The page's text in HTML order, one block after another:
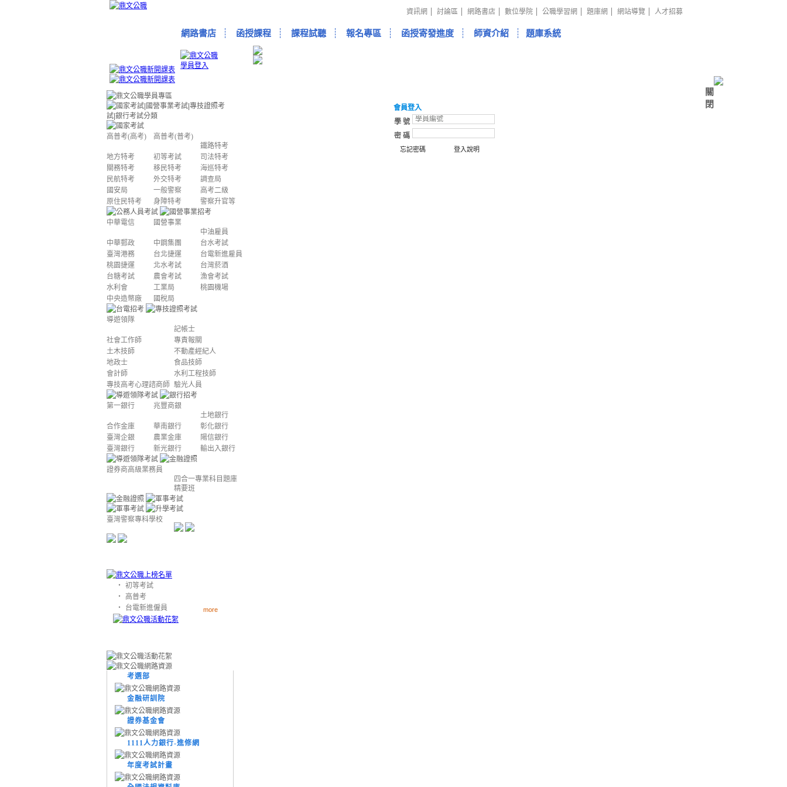
資訊網 討論區 網路書店 數位學院 公職學習網 題庫網 網站導覽 人才招募
網路書店 函授課程 課程試聽 報名專區 函授寄發進度 師資介紹 題庫系統
高普考(高考)
高普考(普考)
鐵路特考
地方特考
初等考試
司法特考
關務特考
移民特考
海巡特考
民航特考
外交特考
調查局
國安局
一般警察
高考二級
原住民特考
身障特考 警察升官等
中華電信
國營事業
中油雇員
中華郵政
中鋼集團
台水考試
臺灣港務
台北捷運
台電新進雇員
桃園捷運
北水考試
台灣菸酒
台糖考試
農會考試
漁會考試
水利會
工業局
桃園機場
中央造幣廠
國稅局
導遊領隊
記帳士
社會工作師
專責報關
土木技師
不動產經紀人
地政士
食品技師
會計師
水利工程技師
專技高考心理諮商師 驗光人員
第一銀行
兆豐商銀
土地銀行
合作金庫
華南銀行
彰化銀行
臺灣企銀
農業金庫
陽信銀行
臺灣銀行
新光銀行 輸出入銀行
證券商高級業務員
四合一專業科目題庫
精要班
臺灣警察專科學校
‧
初等考試
‧
高普考
‧
台電新進僱員 more
考選部
金融研訓院
證券基金會
1111人力銀行-進修網
年度考試計畫
會員登入
學 號
密 碼
忘記密碼 登入說明
關
閉